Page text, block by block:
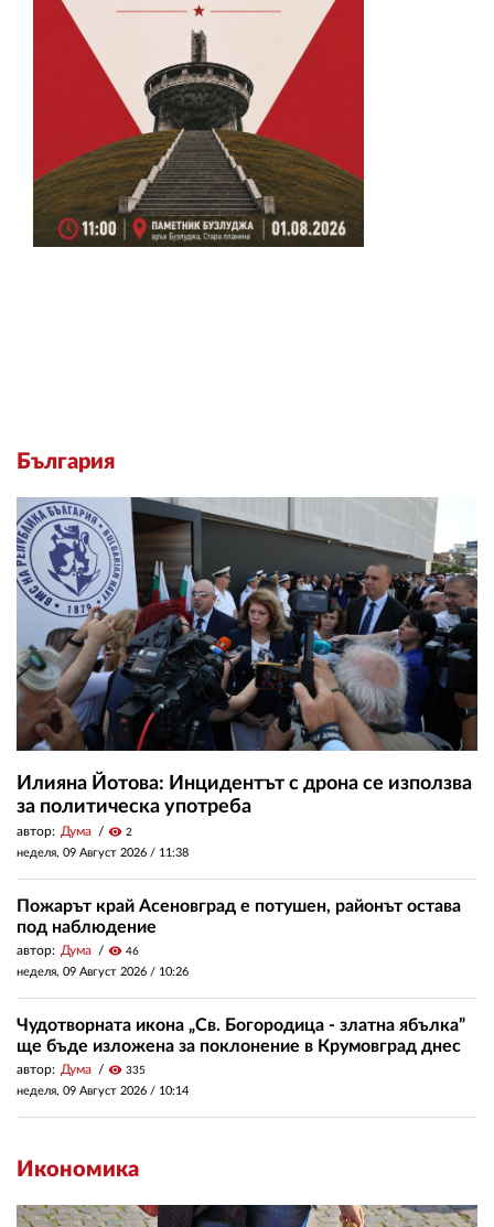
България
Илияна Йотова: Инцидентът с дрона се използва
за политическа употреба
автор: Дума visibility 2
неделя, 09 Август 2026 / 11:38
Пожарът край Асеновград е потушен, районът остава
под наблюдение
автор: Дума visibility 46
неделя, 09 Август 2026 / 10:26
Чудотворната икона „Св. Богородица - златна ябълка”
ще бъде изложена за поклонение в Крумовград днес
автор: Дума visibility 335
неделя, 09 Август 2026 / 10:14
Икономика